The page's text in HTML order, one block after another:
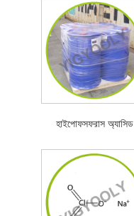
হাইপোফসফরাস অ্যাসিড